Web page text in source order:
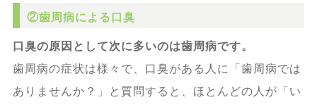
②歯周病による口臭
口臭の原因として次に多いのは歯周病です。
歯周病の症状は様々で、口臭がある人に「歯周病では
ありませんか？」と質問すると、ほとんどの人が「い